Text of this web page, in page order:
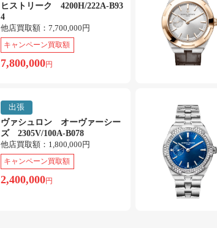
ヒストリーク 4200H/222A-B93
4
他店買取額： 7,700,000円
キャンペーン買取額
7,800,000円
出張
ヴァシュロン オーヴァーシー
ズ 2305V/100A-B078
他店買取額： 1,800,000円
キャンペーン買取額
2,400,000円